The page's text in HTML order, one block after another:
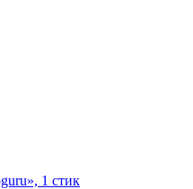
1 стик